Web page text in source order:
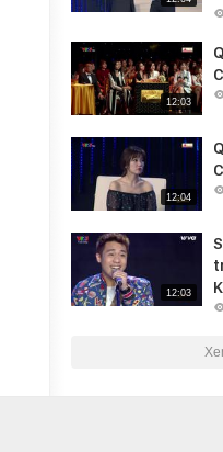
12:03
12:04
12:03